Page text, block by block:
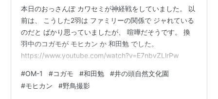
本日のおっさんぽ カワセミが神経戦をしていました。 以
前は、 こうした2羽は ファミリーの関係で ジャれている
のだと ばかり思っていましたが、 喧嘩だそうです。 換
羽中のコガモが モヒカン か 和田勉 でした。
https://www.youtube.com/watch?v=E7nbvZLlrPw
#OM-1 #コガモ #和田勉 #井の頭自然文化園
#モヒカン #野鳥撮影